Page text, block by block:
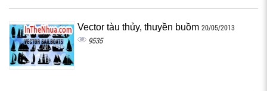
Vector tàu thủy, thuyền buồm 20/05/2013
9535